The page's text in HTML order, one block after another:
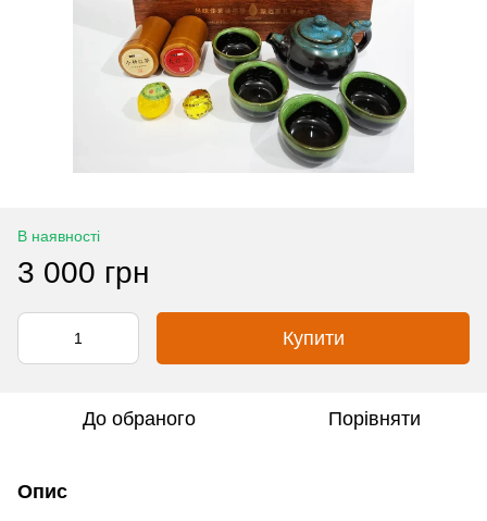
В наявності
3 000 грн
Купити
До обраного Порівняти
Опис